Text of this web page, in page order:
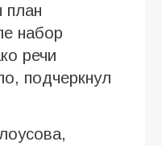
план
набор
речи
подчеркнул